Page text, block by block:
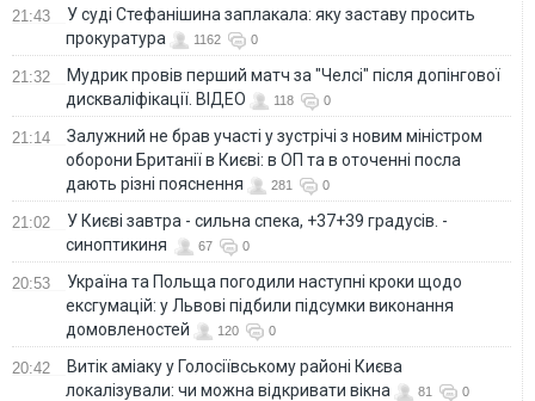
21:43
У суді Стефанішина заплакала: яку заставу просить
прокуратура
1162 0
21:32
Мудрик провів перший матч за "Челсі" після допінгової
дискваліфікації. ВІДЕО
118 0
21:14
Залужний не брав участі у зустрічі з новим міністром
оборони Британії в Києві: в ОП та в оточенні посла
дають різні пояснення
281 0
21:02
У Києві завтра - сильна спека, +37+39 градусів. -
синоптикиня
67 0
20:53
Україна та Польща погодили наступні кроки щодо
ексгумацій: у Львові підбили підсумки виконання
домовленостей
120 0
20:42
Витік аміаку у Голосіївському районі Києва
локалізували: чи можна відкривати вікна
81 0